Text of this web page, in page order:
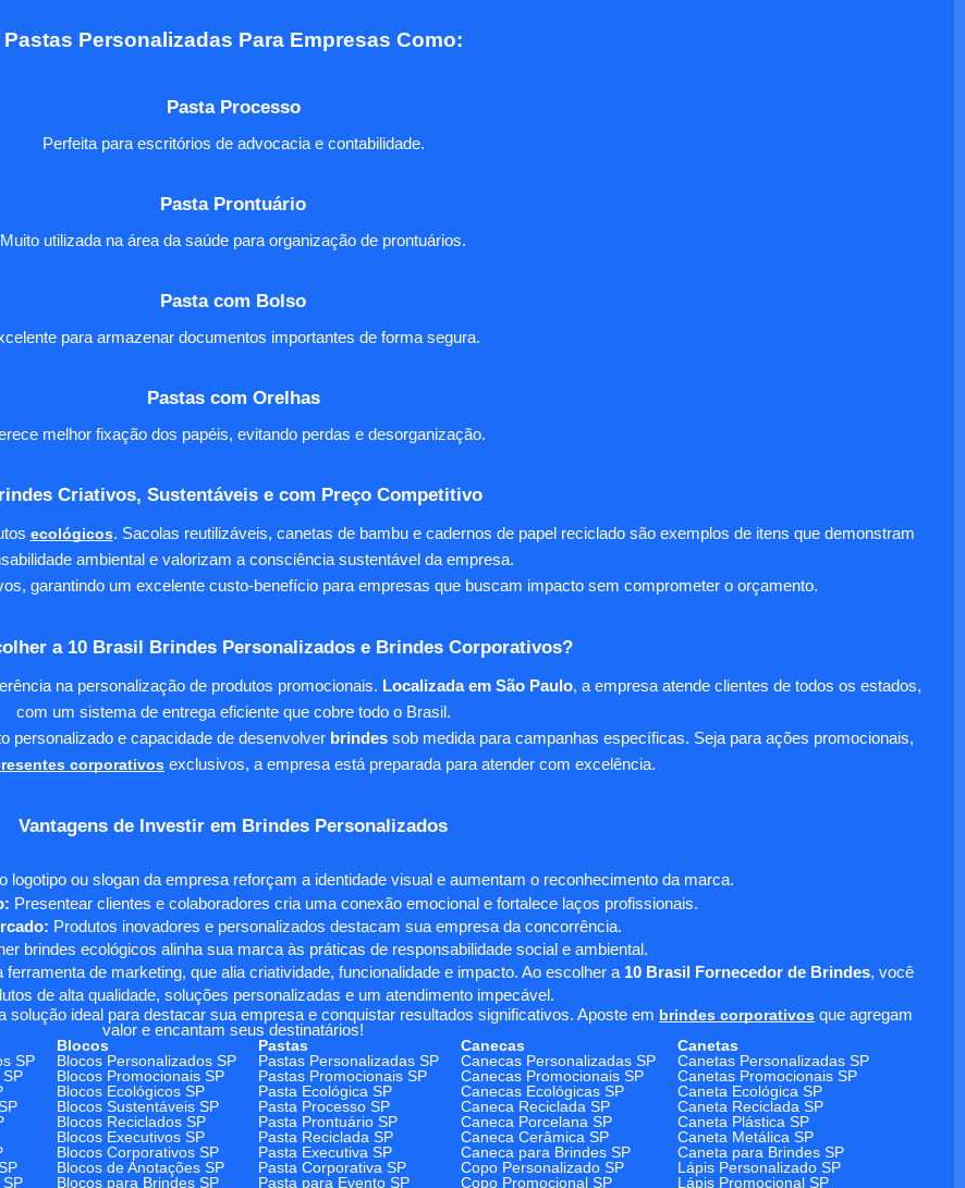
Pastas Personalizadas Para Empresas Como:
Pasta Processo
Perfeita para escritórios de advocacia e contabilidade.
Pasta Prontuário
Muito utilizada na área da saúde para organização de prontuários.
Pasta com Bolso
para armazenar documentos importantes de forma segura.
Pastas com Orelhas
melhor fixação dos papéis, evitando perdas e desorganização.
Criativos, Sustentáveis e com Preço Competitivo
ecológicos. Sacolas reutilizáveis, canetas de bambu e cadernos de papel reciclado são exemplos de itens que demonstram
ambiental e valorizam a consciência sustentável da empresa.
garantindo um excelente custo-benefício para empresas que buscam impacto sem comprometer o orçamento.
a 10 Brasil Brindes Personalizados e Brindes Corporativos?
na personalização de produtos promocionais. Localizada em São Paulo, a empresa atende clientes de todos os estados,
com um sistema de entrega eficiente que cobre todo o Brasil.
personalizado e capacidade de desenvolver brindessob medida para campanhas específicas. Seja para ações promocionais,
corporativos exclusivos, a empresa está preparada para atender com excelência.
Vantagens de Investir em Brindes Personalizados
logotipo ou slogan da empresa reforçam a identidade visual e aumentam o reconhecimento da marca.
Presentear clientes e colaboradores cria uma conexão emocional e fortalece laços profissionais.
Produtos inovadores e personalizados destacam sua empresa da concorrência.
brindes ecológicos alinha sua marca às práticas de responsabilidade social e ambiental.
ferramenta de marketing, que alia criatividade, funcionalidade e impacto. Ao escolher a 10 Brasil Fornecedor de Brindes, você
de alta qualidade, soluções personalizadas e um atendimento impecável.
solução ideal para destacar sua empresa e conquistar resultados significativos. Aposte em brindes corporativos que agregam
valor e encantam seus destinatários!
Blocos Pastas Canecas
Canetas
SP Blocos Personalizados SP Pastas Personalizadas SP Canecas Personalizadas SP
Canetas Personalizadas SP
Blocos Promocionais SP Pastas Promocionais SP Canecas Promocionais SP
Canetas Promocionais SP
Blocos Ecológicos SP Pasta Ecológica SP Canecas Ecológicas SP
Caneta Ecológica SP
Blocos Sustentáveis SP Pasta Processo SP Caneca Reciclada SP
Caneta Reciclada SP
Blocos Reciclados SP Pasta Prontuário SP Caneca Porcelana SP
Caneta Plástica SP
Blocos Executivos SP Pasta Reciclada SP Caneca Cerâmica SP
Caneta Metálica SP
Blocos Corporativos SP Pasta Executiva SP Caneca para Brindes SP
Caneta para Brindes SP
Blocos de Anotações SP Pasta Corporativa SP Copo Personalizado SP
Lápis Personalizado SP
Blocos para Brindes SP Pasta para Evento SP Copo Promocional SP Lápis Promocional SP